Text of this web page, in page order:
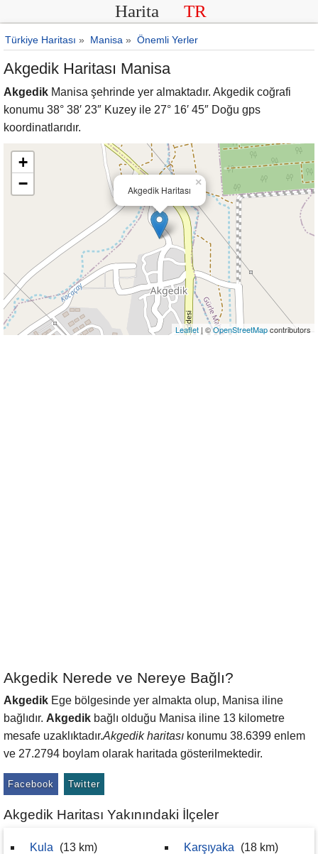
Harita TR
Türkiye Haritası » Manisa » Önemli Yerler
Akgedik Haritası Manisa
Akgedik Manisa şehrinde yer almaktadır. Akgedik coğrafi
konumu 38° 38′ 23″ Kuzey ile 27° 16′ 45″ Doğu gps
koordinatlarıdır.
Akgedik Haritası
×
+
−
Leaflet | ©OpenStreetMapcontributors
Akgedik Nerede ve Nereye Bağlı?
Akgedik Ege bölgesinde yer almakta olup, Manisa iline
bağlıdır. Akgedik bağlı olduğu Manisa iline 13 kilometre
mesafe uzaklıktadır.Akgedik haritası konumu 38.6399 enlem
ve 27.2794 boylam olarak haritada gösterilmektedir.
Facebook Twitter
Akgedik Haritası Yakınındaki İlçeler
Kula (13 km) Karşıyaka (18 km)